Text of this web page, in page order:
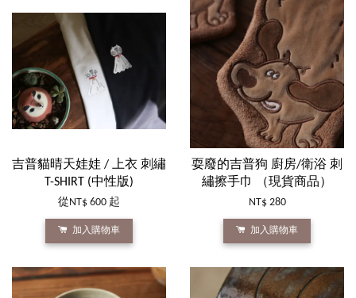
吉普貓晴天娃娃 / 上衣 刺繡
T-SHIRT (中性版)
從 NT$ 600 起
加入購物車
耍廢的吉普狗 廚房/衛浴 刺
繡擦手巾 （現貨商品）
NT$ 280
加入購物車